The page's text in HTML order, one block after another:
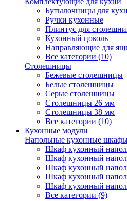
Бутылочницы для
Ручки кухонные
Плинтус для
Кухонный цоколь
Направляющие для
Все категории (10)
Столешницы
Бежевые столешницы
Белые столешницы
Серые столешницы
Столешницы 26 мм
Столешницы 38 мм
Все категории (10)
Кухонные модули
Напольные кухонные
Шкаф кухонный
Шкаф кухонный
Шкаф кухонный
Шкаф кухонный
Шкаф кухонный
Все категории (9)